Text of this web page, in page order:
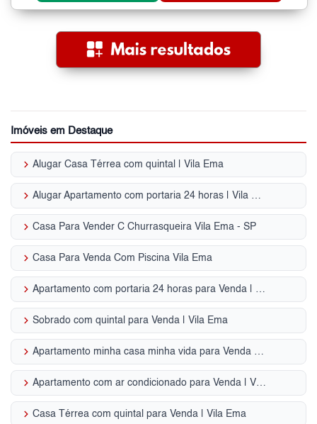
Imóveis em Destaque
keyboard_arrow_right Alugar Casa Térrea com quintal | Vila Ema
keyboard_arrow_right Alugar Apartamento com portaria 24 horas | Vila Ema
keyboard_arrow_right Casa Para Vender C Churrasqueira Vila Ema - SP
keyboard_arrow_right Casa Para Venda Com Piscina Vila Ema
keyboard_arrow_right Apartamento com portaria 24 horas para Venda | Vila Ema
keyboard_arrow_right Sobrado com quintal para Venda | Vila Ema
keyboard_arrow_right Apartamento minha casa minha vida para Venda | Vila Ema
keyboard_arrow_right Apartamento com ar condicionado para Venda | Vila Ema
keyboard_arrow_right Casa Térrea com quintal para Venda | Vila Ema